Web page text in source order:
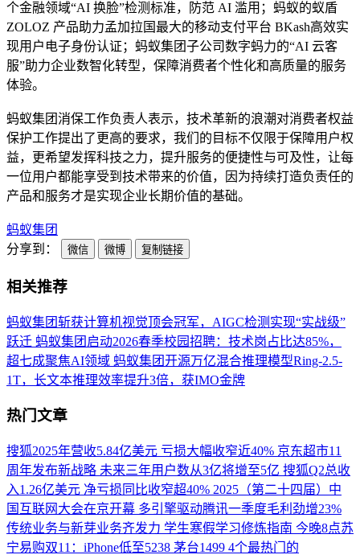
个金融领域“AI 换脸”检测标准，防范 AI 滥用；蚂蚁的蚁盾
ZOLOZ 产品助力孟加拉国最大的移动支付平台 BKash高效实
现用户电子身份认证；蚂蚁集团子公司数字蚂力的“AI 云客
服”助力企业数智化转型，保障消费者个性化和高质量的服务
体验。
蚂蚁集团消保工作负责人表示，技术革新的浪潮对消费者权益
保护工作提出了更高的要求，我们的目标不仅限于保障用户权
益，更希望发挥科技之力，提升服务的便捷性与可及性，让每
一位用户都能享受到技术带来的价值，因为持续打造负责任的
产品和服务才是实现企业长期价值的基础。
蚂蚁集团
分享到：
微信 微博 复制链接
相关推荐
蚂蚁集团斩获计算机视觉顶会冠军，AIGC检测实现“实战级”
跃迁 蚂蚁集团启动2026春季校园招聘：技术岗占比达85%，
超七成聚焦AI领域 蚂蚁集团开源万亿混合推理模型Ring-2.5-
1T，长文本推理效率提升3倍，获IMO金牌
热门文章
搜狐2025年营收5.84亿美元 亏损大幅收窄近40% 京东超市11
周年发布新战略 未来三年用户数从3亿将增至5亿 搜狐Q2总收
入1.26亿美元 净亏损同比收窄超40% 2025（第二十四届）中
国互联网大会在京开幕 多引擎驱动腾讯一季度毛利劲增23%
传统业务与新芽业务齐发力 学生寒假学习修炼指南 今晚8点苏
宁易购双11：iPhone低至5238 茅台1499 4个最热门的